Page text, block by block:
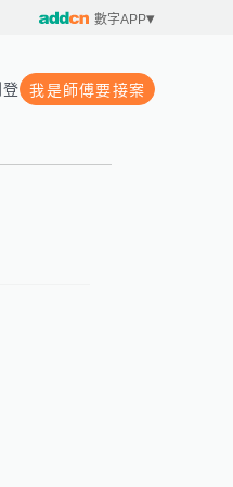
數字APP
登 我是師傅要接案